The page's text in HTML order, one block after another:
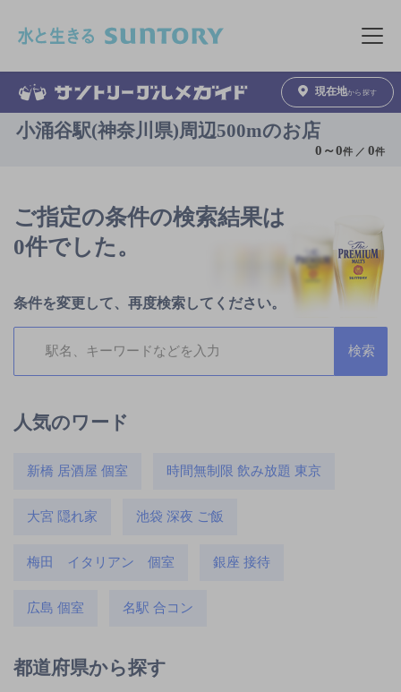
メニュ
現在地から探す
小涌谷駅(神奈川県)周辺500mのお店
0 ～0件 ／0件
ご指定の条件の検索結果は
0件でした。
条件を変更して、再度検索してください。
人気のワード
新橋 居酒屋 個室 時間無制限 飲み放題 東京
大宮 隠れ家 池袋 深夜 ご飯
梅田 イタリアン 個室 銀座 接待
広島 個室 名駅 合コン
都道府県から探す